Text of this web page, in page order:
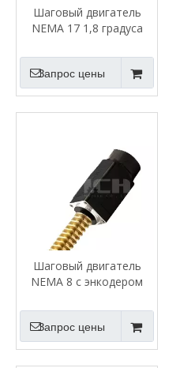
Шаговый двигатель
NEMA 17 1,8 градуса
Запрос цены
Шаговый двигатель
NEMA 8 с энкодером
Запрос цены